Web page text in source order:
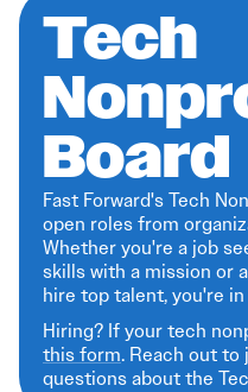
Tech
Board
Fast Forward's Tech
open roles from
Whether you're a job
skills with a mission or
hire top talent, you're
Hiring? If your tech
this form. Reach out to
questions about the